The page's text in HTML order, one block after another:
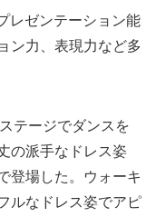
レゼンテーション能
ン力、表現力など多
テージでダンスを
の派手なドレス姿
登場した。ウォーキ
ルなドレス姿でアピ